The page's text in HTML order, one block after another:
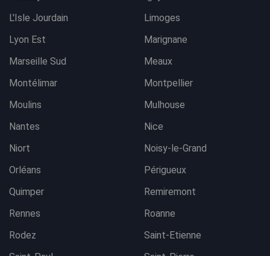
L'Isle Jourdain
Limoges
Lyon Est
Marignane
Marseille Sud
Meaux
Montélimar
Montpellier
Moulins
Mulhouse
Nantes
Nice
Niort
Noisy-le-Grand
Orléans
Périgueux
Quimper
Remiremont
Rennes
Roanne
Rodez
Saint-Etienne